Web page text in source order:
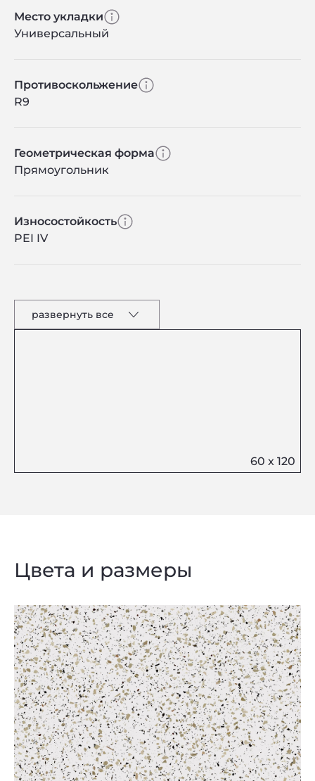
Место укладки
Универсальный
Противоскольжение
R9
Геометрическая форма
Прямоугольник
Износостойкость
PEI IV
развернуть все
Цвета и размеры